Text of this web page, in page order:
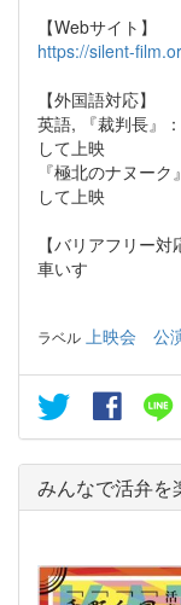
【Webサイト】
https://silent-
【外国語対応】
英語, 『裁判長』
して上映
『極北のナヌー
して上映
【バリアフリー対
車いす
ラベル 上映会 公
みんなで活弁を